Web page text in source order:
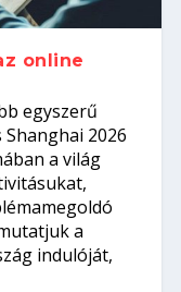
online
egyszerű
2026
a világ
a
indulóját,